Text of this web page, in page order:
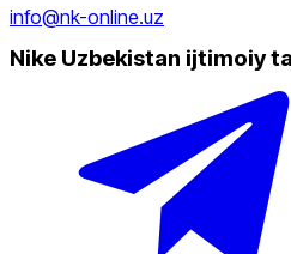
info@nk-online.uz
Nike Uzbekistan ijtimoiy